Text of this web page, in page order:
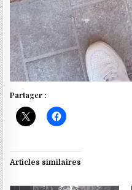
Partager :
Articles similaires